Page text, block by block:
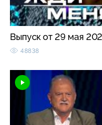
Выпуск от 29 мая
48838